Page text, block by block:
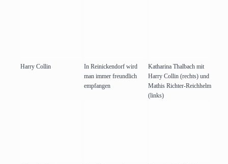
Harry Collin
In Reinickendorf wird
man immer freundlich
empfangen
Katharina Thalbach mit
Harry Collin (rechts) und
Mathis Richter-Reichhelm
(links)